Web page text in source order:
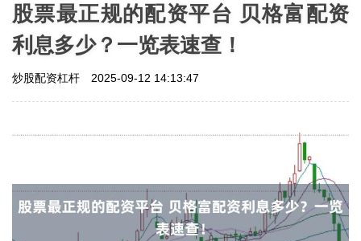
股票最正规的配资平台 贝格富配资
利息多少？一览表速查！
炒股配资杠杆 2025-09-12 14:13:47